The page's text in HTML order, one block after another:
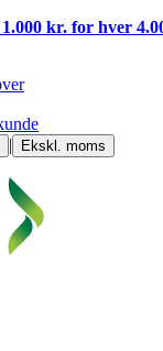
kr. for hver
| Ekskl. moms